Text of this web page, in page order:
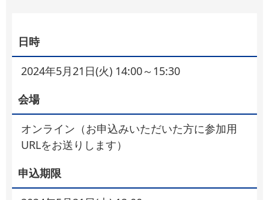
日時
2024年5月21日(火) 14:00～15:30
会場
オンライン（お申込みいただいた方に参加用
URLをお送りします）
申込期限